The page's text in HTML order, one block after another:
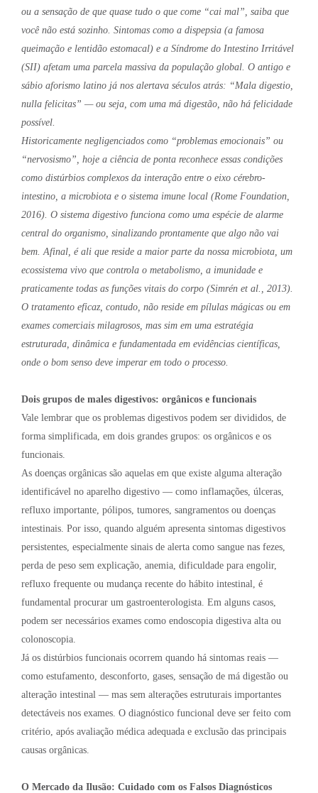
ou a sensação de que quase tudo o que come “cai mal”, saiba que
você não está sozinho. Sintomas como a dispepsia (a famosa
queimação e lentidão estomacal) e a Síndrome do Intestino Irritável
(SII) afetam uma parcela massiva da população global. O antigo e
sábio aforismo latino já nos alertava séculos atrás: “Mala digestio,
nulla felicitas” — ou seja, com uma má digestão, não há felicidade
possível.
Historicamente negligenciados como “problemas emocionais” ou
“nervosismo”, hoje a ciência de ponta reconhece essas condições
como distúrbios complexos da interação entre o eixo cérebro-
intestino, a microbiota e o sistema imune local (Rome Foundation,
2016). O sistema digestivo funciona como uma espécie de alarme
central do organismo, sinalizando prontamente que algo não vai
bem. Afinal, é ali que reside a maior parte da nossa microbiota, um
ecossistema vivo que controla o metabolismo, a imunidade e
praticamente todas as funções vitais do corpo (Simrén et al., 2013).
O tratamento eficaz, contudo, não reside em pílulas mágicas ou em
exames comerciais milagrosos, mas sim em uma estratégia
estruturada, dinâmica e fundamentada em evidências científicas,
onde o bom senso deve imperar em todo o processo.
Dois grupos de males digestivos: orgânicos e funcionais
Vale lembrar que os problemas digestivos podem ser divididos, de
forma simplificada, em dois grandes grupos: os orgânicos e os
funcionais.
As doenças orgânicas são aquelas em que existe alguma alteração
identificável no aparelho digestivo — como inflamações, úlceras,
refluxo importante, pólipos, tumores, sangramentos ou doenças
intestinais. Por isso, quando alguém apresenta sintomas digestivos
persistentes, especialmente sinais de alerta como sangue nas fezes,
perda de peso sem explicação, anemia, dificuldade para engolir,
refluxo frequente ou mudança recente do hábito intestinal, é
fundamental procurar um gastroenterologista. Em alguns casos,
podem ser necessários exames como endoscopia digestiva alta ou
colonoscopia.
Já os distúrbios funcionais ocorrem quando há sintomas reais —
como estufamento, desconforto, gases, sensação de má digestão ou
alteração intestinal — mas sem alterações estruturais importantes
detectáveis nos exames. O diagnóstico funcional deve ser feito com
critério, após avaliação médica adequada e exclusão das principais
causas orgânicas.
O Mercado da Ilusão: Cuidado com os Falsos Diagnósticos